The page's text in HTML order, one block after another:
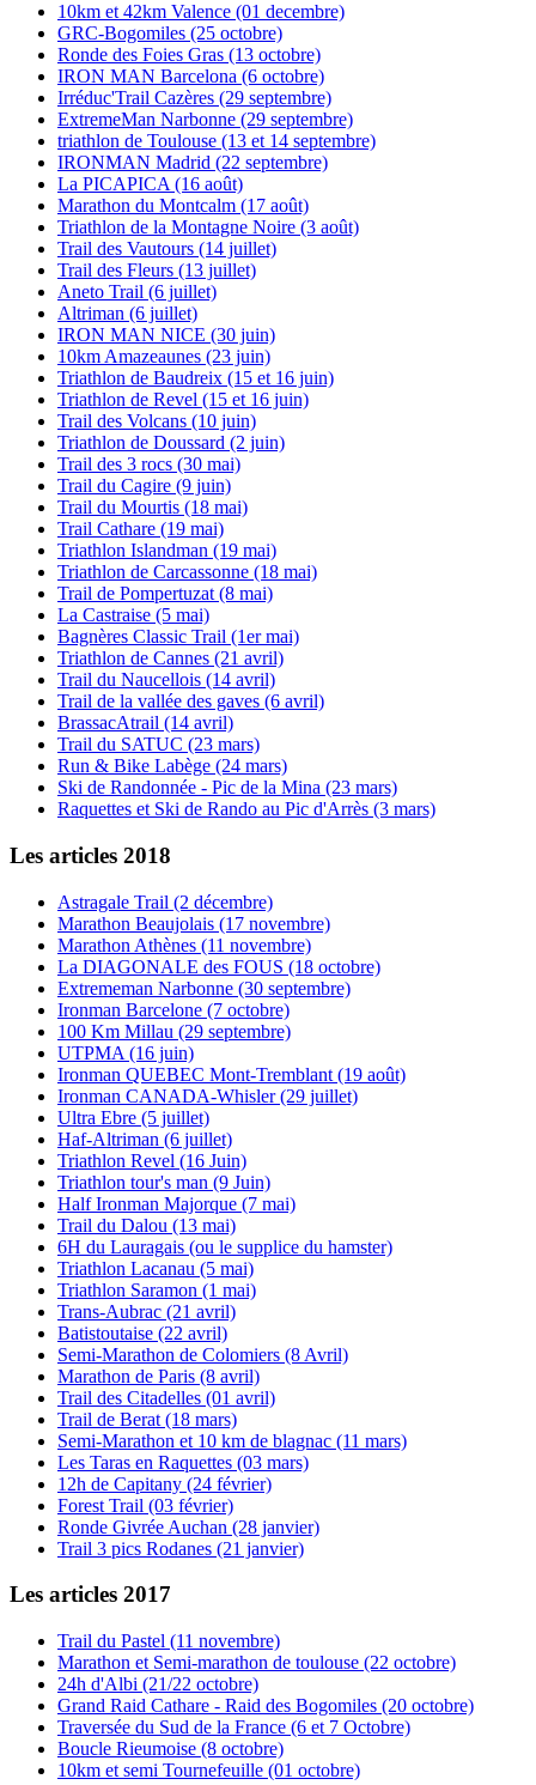
10km et 42km Valence (01 decembre)
GRC-Bogomiles (25 octobre)
Ronde des Foies Gras (13 octobre)
IRON MAN Barcelona (6 octobre)
Irréduc'Trail Cazères (29 septembre)
ExtremeMan Narbonne (29 septembre)
triathlon de Toulouse (13 et 14 septembre)
IRONMAN Madrid (22 septembre)
La PICAPICA (16 août)
Marathon du Montcalm (17 août)
Triathlon de la Montagne Noire (3 août)
Trail des Vautours (14 juillet)
Trail des Fleurs (13 juillet)
Aneto Trail (6 juillet)
Altriman (6 juillet)
IRON MAN NICE (30 juin)
10km Amazeaunes (23 juin)
Triathlon de Baudreix (15 et 16 juin)
Triathlon de Revel (15 et 16 juin)
Trail des Volcans (10 juin)
Triathlon de Doussard (2 juin)
Trail des 3 rocs (30 mai)
Trail du Cagire (9 juin)
Trail du Mourtis (18 mai)
Trail Cathare (19 mai)
Triathlon Islandman (19 mai)
Triathlon de Carcassonne (18 mai)
Trail de Pompertuzat (8 mai)
La Castraise (5 mai)
Bagnères Classic Trail (1er mai)
Triathlon de Cannes (21 avril)
Trail du Naucellois (14 avril)
Trail de la vallée des gaves (6 avril)
BrassacAtrail (14 avril)
Trail du SATUC (23 mars)
Run & Bike Labège (24 mars)
Ski de Randonnée - Pic de la Mina (23 mars)
Raquettes et Ski de Rando au Pic d'Arrès (3 mars)
Les articles 2018
Astragale Trail (2 décembre)
Marathon Beaujolais (17 novembre)
Marathon Athènes (11 novembre)
La DIAGONALE des FOUS (18 octobre)
Extrememan Narbonne (30 septembre)
Ironman Barcelone (7 octobre)
100 Km Millau (29 septembre)
UTPMA (16 juin)
Ironman QUEBEC Mont-Tremblant (19 août)
Ironman CANADA-Whisler (29 juillet)
Ultra Ebre (5 juillet)
Haf-Altriman (6 juillet)
Triathlon Revel (16 Juin)
Triathlon tour's man (9 Juin)
Half Ironman Majorque (7 mai)
Trail du Dalou (13 mai)
6H du Lauragais (ou le supplice du hamster)
Triathlon Lacanau (5 mai)
Triathlon Saramon (1 mai)
Trans-Aubrac (21 avril)
Batistoutaise (22 avril)
Semi-Marathon de Colomiers (8 Avril)
Marathon de Paris (8 avril)
Trail des Citadelles (01 avril)
Trail de Berat (18 mars)
Semi-Marathon et 10 km de blagnac (11 mars)
Les Taras en Raquettes (03 mars)
12h de Capitany (24 février)
Forest Trail (03 février)
Ronde Givrée Auchan (28 janvier)
Trail 3 pics Rodanes (21 janvier)
Les articles 2017
Trail du Pastel (11 novembre)
Marathon et Semi-marathon de toulouse (22 octobre)
24h d'Albi (21/22 octobre)
Grand Raid Cathare - Raid des Bogomiles (20 octobre)
Traversée du Sud de la France (6 et 7 Octobre)
Boucle Rieumoise (8 octobre)
10km et semi Tournefeuille (01 octobre)